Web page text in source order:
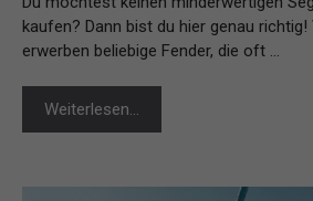
kaufen? Dann bist du hier genau richtig!
erwerben beliebige Fender, die oft …
Weiterlesen…